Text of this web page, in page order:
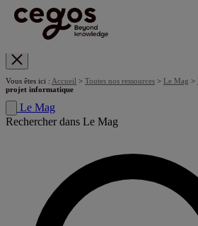
Vous êtes ici : Accueil > Toutes nos ressources > Le Mag >
projet informatique
Le Mag
Rechercher dans Le Mag